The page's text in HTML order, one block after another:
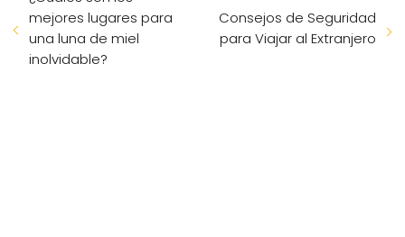
mejores lugares para
una luna de miel
inolvidable?
Consejos de Seguridad
para Viajar al Extranjero